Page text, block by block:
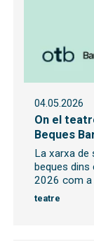
04.05.2026
On el
Beques
La xarxa de
beques dins
2026 com a
teatre